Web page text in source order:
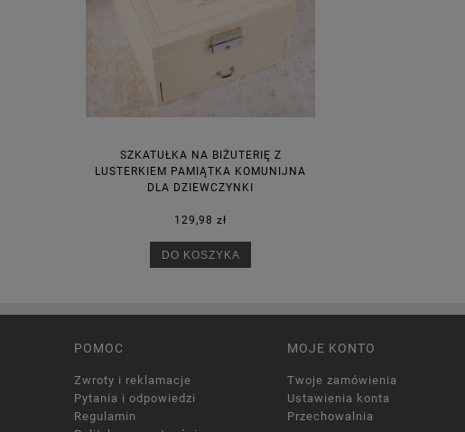
SZKATUŁKA NA BIŻUTERIĘ Z
LUSTERKIEM PAMIĄTKA KOMUNIJNA
DLA DZIEWCZYNKI
129,98 zł
DO KOSZYKA
POMOC
Zwroty i reklamacje
Pytania i odpowiedzi
Regulamin
MOJE KONTO
Twoje zamówienia
Ustawienia konta
Przechowalnia